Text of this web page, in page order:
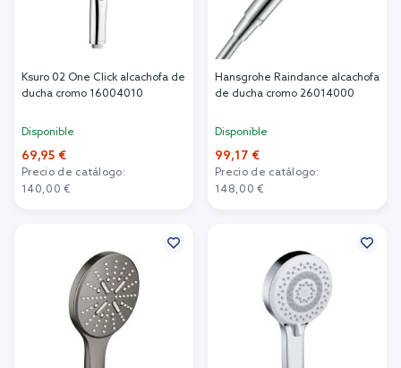
Ksuro 02 One Click alcachofa de
ducha cromo 16004010
Disponible
69,95 €
Precio de catálogo:
140,00 €
Hansgrohe Raindance alcachofa
de ducha cromo 26014000
Disponible
99,17 €
Precio de catálogo:
148,00 €